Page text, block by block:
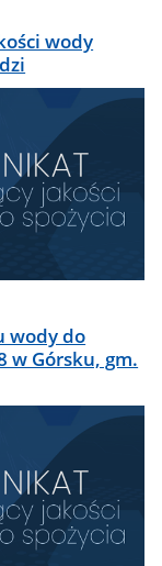
wody
wody do
w Górsku, gm.